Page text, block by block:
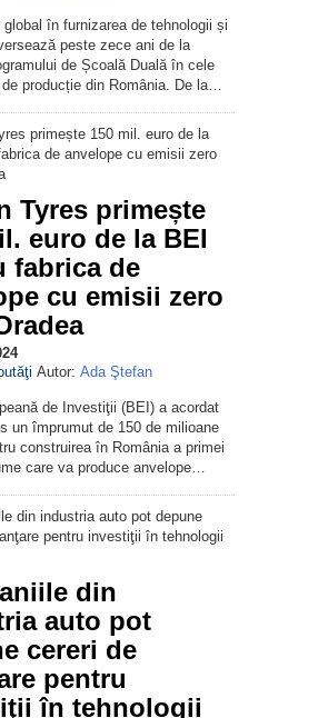
global în furnizarea de tehnologii și
peste zece ani de la
de Școală Duală în cele
producție din România. De la…
Tyres primește
euro de la BEI
fabrica de
cu emisii zero
Autor: Ada Ştefan
de Investiţii (BEI) a acordat
un împrumut de 150 de milioane
construirea în România a primei
care va produce anvelope…
din
auto pot
cereri de
pentru
în tehnologii